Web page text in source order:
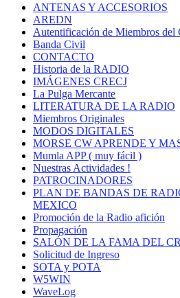
ANTENAS Y ACCESORIOS
AREDN
Autentificación de Miembros del
Banda Civil
CONTACTO
Historia de la RADIO
IMÁGENES CRECJ
La Pulga Mercante
LITERATURA DE LA RADIO
Miembros Originales
MODOS DIGITALES
MORSE CW APRENDE Y
Mumla APP ( muy fácil )
Nuestras Actividades !
PATROCINADORES
PLAN DE BANDAS DE
MEXICO
Promoción de la Radio afición
Propagación
SALÓN DE LA FAMA DEL
Solicitud de Ingreso
SOTA y POTA
W5WIN
WaveLog